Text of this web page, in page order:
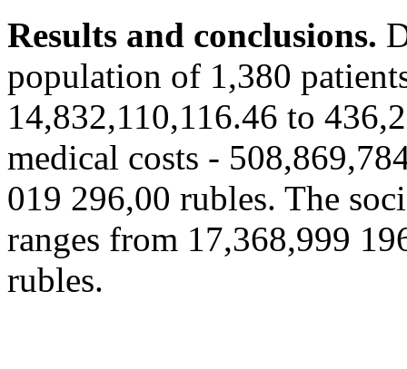
Results and conclusions.
population of 1,380
14,832,110,116.46 to
medical costs -
019 296,00 rubles. The
ranges from 17,368,999
rubles.